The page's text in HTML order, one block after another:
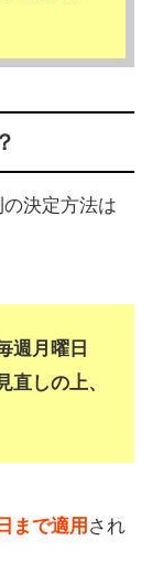
決定方法は
週月曜日
直しの上、
まで適用 され